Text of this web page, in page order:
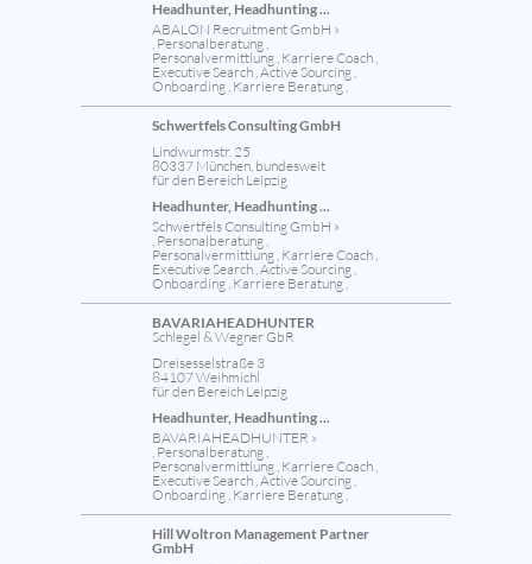
Headhunter, Headhunting ...
ABALON Recruitment GmbH »
, Personalberatung ,
Personalvermittlung , Karriere Coach ,
Executive Search , Active Sourcing ,
Onboarding , Karriere Beratung ,
Schwertfels Consulting GmbH
Lindwurmstr. 25
80337 München, bundesweit
für den Bereich Leipzig
Headhunter, Headhunting ...
Schwertfels Consulting GmbH »
, Personalberatung ,
Personalvermittlung , Karriere Coach ,
Executive Search , Active Sourcing ,
Onboarding , Karriere Beratung ,
BAVARIAHEADHUNTER
Schlegel & Wegner GbR
Dreisesselstraße 3
84107 Weihmichl
für den Bereich Leipzig
Headhunter, Headhunting ...
BAVARIAHEADHUNTER »
, Personalberatung ,
Personalvermittlung , Karriere Coach ,
Executive Search , Active Sourcing ,
Onboarding , Karriere Beratung ,
Hill Woltron Management Partner
GmbH